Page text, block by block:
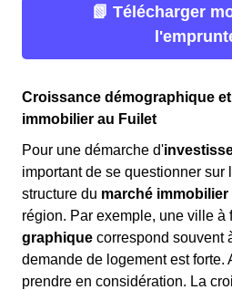
📗 Télécharger
Croissance démographique
immobilier au Fuilet
Pour une démarche d'
important de se questionner sur
structure du marché immobilier
région. Par exemple, une ville à
graphique correspond souvent
demande de logement est forte.
prendre en considération. La